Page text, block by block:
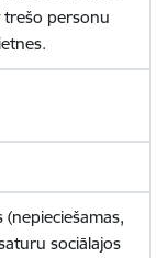
trešo personu
sociālajos